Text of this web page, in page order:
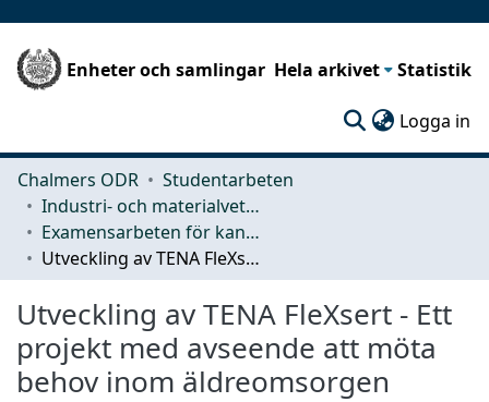
Enheter och samlingar Hela arkivet Statistik
Logga in
Chalmers ODR
Studentarbeten
Industri- och materialvetenskap (IMS)
Examensarbeten för kandidatexamen
Utveckling av TENA FleXsert - Ett projekt med avseende att möta behov inom äldreomsorgen
Utveckling av TENA FleXsert - Ett
projekt med avseende att möta
behov inom äldreomsorgen